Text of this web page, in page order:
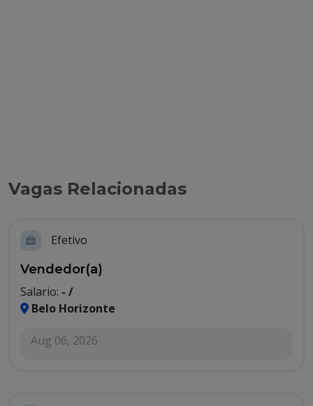
Vagas Relacionadas
Efetivo
Vendedor(a)
Salario: - /
Belo Horizonte
Aug 06, 2026